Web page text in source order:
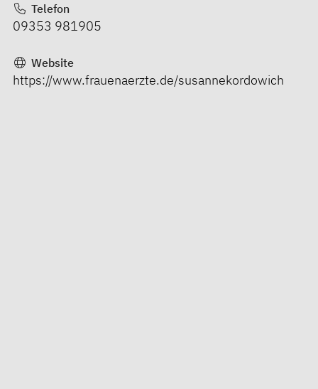
Telefon
09353 981905
Website
https://www.frauenaerzte.de/susannekordowich